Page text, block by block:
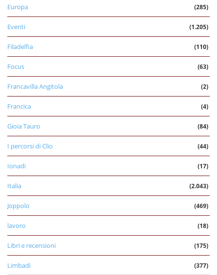
Europa (285)
Eventi (1.205)
Filadelfia (110)
Focus (63)
Francavilla Angitola (2)
Francica (4)
Gioia Tauro (84)
I percorsi di Clio (44)
Ionadi (17)
Italia (2.043)
Joppolo (469)
lavoro (18)
Libri e recensioni (175)
Limbadi (377)